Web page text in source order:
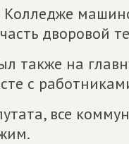
Колледже
дворовой
также на
с
все